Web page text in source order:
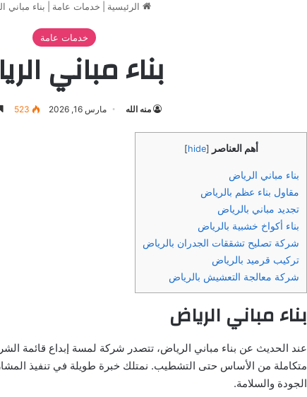
الرئيسية خدمات عامة بناء مباني
خدمات عامة
بناء مباني
منه الله مارس 16, 2026 523
أهم العناصر [
hide
]
بناء مباني الرياض
مقاول بناء عظم بالرياض
تجديد مباني بالرياض
بناء أكواخ خشبية بالرياض
شركة تصليح تشققات الجدران بالرياض
تركيب قرميد بالرياض
شركة معالجة التعشيش بالرياض
بناء مباني الرياض
عند الحديث عن بناء مباني الرياض، تتصدر شركة لمسة إبداع قائمة
متكاملة من الأساس حتى التشطيب. نمتلك خبرة طويلة في تنفيذ
الجودة والسلامة.